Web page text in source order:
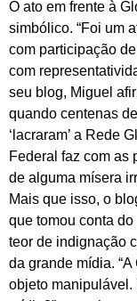
O ato em frente à
simbólico. “Foi um
com participação
com
seu blog, Miguel
quando centenas
‘lacraram’ a Rede
Federal faz com as
de alguma mísera
Mais que isso, o
que tomou conta
teor de indignação
da grande mídia.
objeto manipulável.